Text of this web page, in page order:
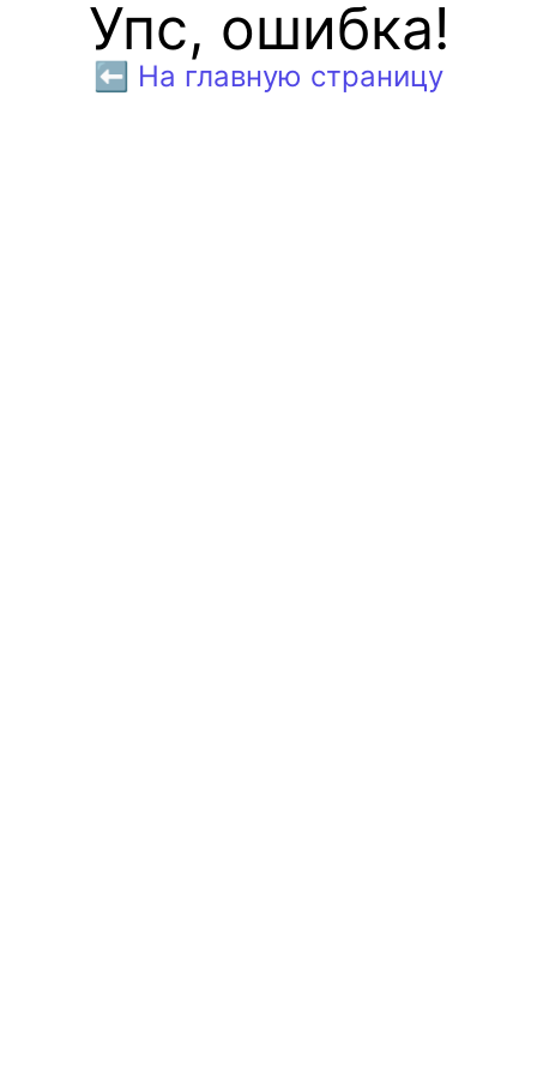
Упс, ошибка!
⬅️ На главную страницу